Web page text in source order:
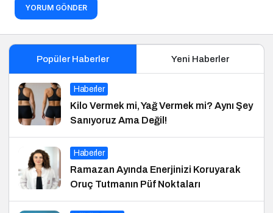
YORUM GÖNDER
Popüler Haberler Yeni Haberler
Haberler
Kilo Vermek mi, Yağ Vermek mi? Aynı Şey
Sanıyoruz Ama Değil!
Haberler
Ramazan Ayında Enerjinizi Koruyarak
Oruç Tutmanın Püf Noktaları